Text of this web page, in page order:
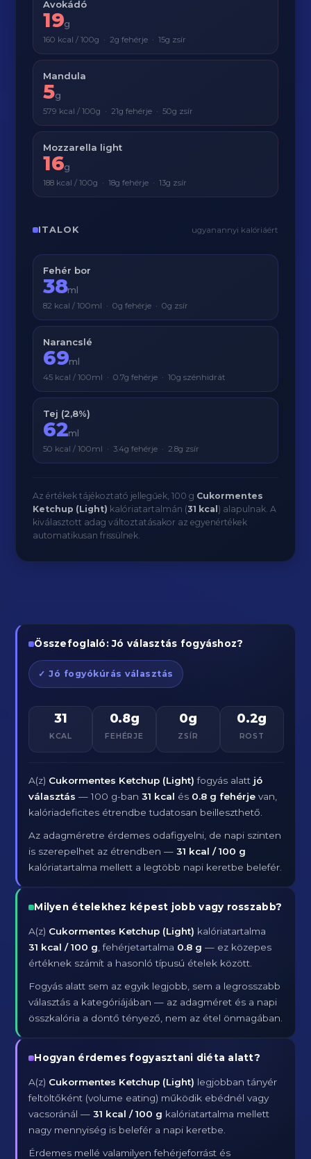
Avokádó
19g
160 kcal / 100g · 2g fehérje · 15g zsír
Mandula
5g
579 kcal / 100g · 21g fehérje · 50g zsír
Mozzarella light
16g
188 kcal / 100g · 18g fehérje · 13g zsír
ITALOK ugyanannyi kalóriáért
Fehér bor
38ml
82 kcal / 100ml · 0g fehérje · 0g zsír
Narancslé
69ml
45 kcal / 100ml · 0.7g fehérje · 10g szénhidrát
Tej (2,8%)
62ml
50 kcal / 100ml · 3.4g fehérje · 2.8g zsír
Az értékek tájékoztató jellegűek, 100 g Cukormentes
Ketchup (Light) kalóriatartalmán (31 kcal ) alapulnak. A
kiválasztott adag változtatásakor az egyenértékek
automatikusan frissülnek.
Összefoglaló: Jó választás fogyáshoz?
✓ Jó fogyókúrás választás
31
KCAL
0.8g
FEHÉRJE
0g
ZSÍR
0.2g
ROST
A(z) Cukormentes Ketchup (Light) fogyás alatt jó
választás — 100 g-ban31 kcal és 0.8 g fehérje van,
kalóriadeficites étrendbe tudatosan beilleszthető.
Az adagméretre érdemes odafigyelni, de napi szinten
is szerepelhet az étrendben —31 kcal / 100 g
kalóriatartalma mellett a legtöbb napi keretbe belefér.
Milyen ételekhez képest jobb vagy rosszabb?
A(z) Cukormentes Ketchup (Light) kalóriatartalma
31 kcal / 100 g , fehérjetartalma 0.8 g — ez közepes
értéknek számít a hasonló típusú ételek között.
Fogyás alatt sem az egyik legjobb, sem a legrosszabb
választás a kategóriájában — az adagméret és a napi
összkalória a döntő tényező, nem az étel önmagában.
Hogyan érdemes fogyasztani diéta alatt?
A(z) Cukormentes Ketchup (Light) legjobban tányér
feltöltőként (volume eating) működik ebédnél vagy
vacsoránál —31 kcal / 100 g kalóriatartalma mellett
nagy mennyiség is belefér a napi keretbe.
Érdemes mellé valamilyen fehérjeforrást és